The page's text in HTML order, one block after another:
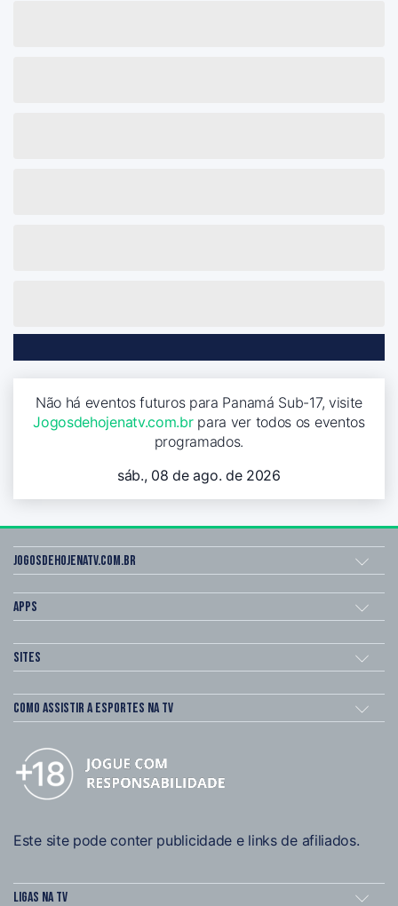
Não há eventos futuros para Panamá Sub-17, visite
Jogosdehojenatv.com.brpara ver todos os eventos
programados.
sáb., 08 de ago. de 2026
Jogosdehojenatv.com.br
Apps
Sites
Como assistir a esportes na TV
Este site pode conter publicidade e links de afiliados.
Ligas na TV